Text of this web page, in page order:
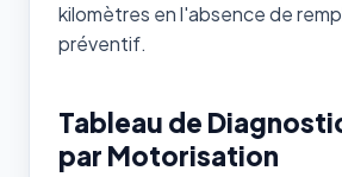
kilomètres en l'absence de
préventif.
Tableau de
par Motorisation